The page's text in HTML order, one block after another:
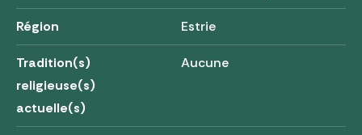
Région Estrie
Tradition(s)
religieuse(s)
actuelle(s)
Aucune